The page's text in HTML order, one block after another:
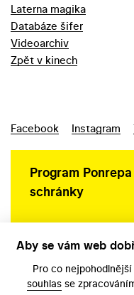
Laterna magika
Databáze šifer
Videoarchiv
Zpět v kinech
Facebook Instagram
Program
schránky
Aby se vám web
Pro co
souhlas se